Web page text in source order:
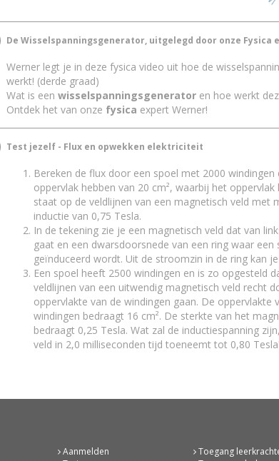
De Wisselspanningsgenerator, uitgelegd door onze Fysica
Werner legt je in deze fysica video uit hoe de
werkt! (derde graad)
Wat is een wisselspanningsgenerator en hoe werkt
Ontdek het van onze fysica expert Werner!
Test jezelf - Flux en opwekken elektriciteit
Bereken de flux door een spoel met 2000 windingen
oppervlak hebben van 20 cm², waarbij het oppervlak
staat op de veldlijnen van een magnetisch veld met
inductie van 0,75 Tesla.
In de tekening zie je een magnetisch veld dat van
gaat en een dwarsdoorsnede van een ring waar een
geïnduceerd wordt. Uit de stroomzin in de ring kan
Een spoel heeft 2500 windingen en is zo opgesteld
veldlijnen van een uitwendig magnetisch veld recht
oppervlakte van de windingen gaan. De oppervlakte
windingen bedraagt 16 cm². De sterkte van het
bedraagt 0,25 Tesla. Wat zal de inductiespanning
veld in 2,0 milliseconden tijd toeneemt tot 0,80
Aanmelden
Toegang